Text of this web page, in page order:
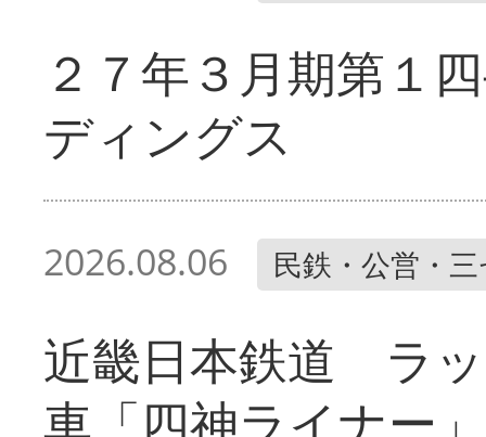
２７年３月期第１
ディングス
2026.08.06 民鉄・公営・
近畿日本鉄道 ラ
車「四神ライナー